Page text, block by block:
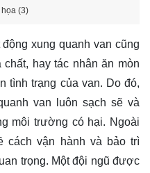
(3)
xung quanh van cũng
hay tác nhân ăn mòn
tình trạng của van. Do đó,
van luôn sạch sẽ và
môi trường có hại. Ngoài
cách vận hành và bảo trì
trọng. Một đội ngũ được